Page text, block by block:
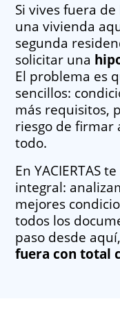
Si vives fuera
una vivienda
segunda
solicitar una
El problema es
sencillos:
más requisitos,
riesgo de firmar
todo.
En YACIERTAS
integral:
mejores
todos los
paso desde aquí,
fuera con total